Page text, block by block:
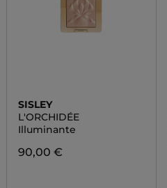
SISLEY
L'ORCHIDÉE
Illuminante
90,00 €